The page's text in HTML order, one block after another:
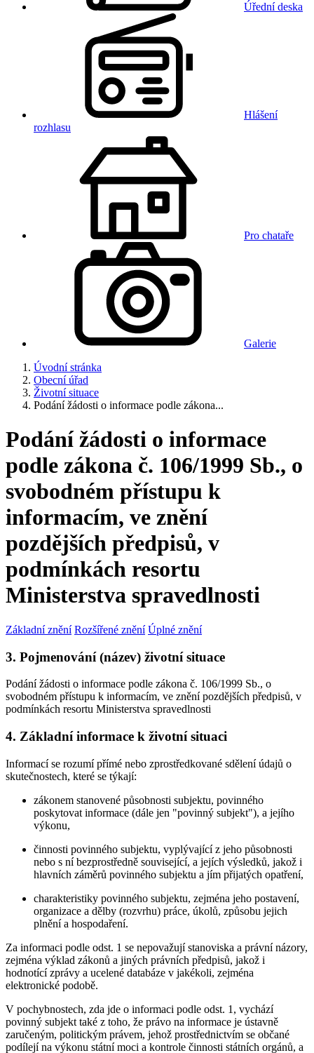
Úřední deska
Hlášení
rozhlasu
Pro chataře
Galerie
Úvodní stránka
Obecní úřad
Životní situace
Podání žádosti o informace podle zákona...
Podání žádosti o informace
podle zákona č. 106/1999 Sb., o
svobodném přístupu k
informacím, ve znění
pozdějších předpisů, v
podmínkách resortu
Ministerstva spravedlnosti
Základní znění Rozšířené znění Úplné znění
3. Pojmenování (název) životní situace
Podání žádosti o informace podle zákona č. 106/1999 Sb., o
svobodném přístupu k informacím, ve znění pozdějších předpisů, v
podmínkách resortu Ministerstva spravedlnosti
4. Základní informace k životní situaci
Informací se rozumí přímé nebo zprostředkované sdělení údajů o
skutečnostech, které se týkají:
zákonem stanovené působnosti subjektu, povinného
poskytovat informace (dále jen "povinný subjekt"), a jejího
výkonu,
činnosti povinného subjektu, vyplývající z jeho působnosti
nebo s ní bezprostředně související, a jejích výsledků, jakož i
hlavních záměrů povinného subjektu a jím přijatých opatření,
charakteristiky povinného subjektu, zejména jeho postavení,
organizace a dělby (rozvrhu) práce, úkolů, způsobu jejich
plnění a hospodaření.
Za informaci podle odst. 1 se nepovažují stanoviska a právní názory,
zejména výklad zákonů a jiných právních předpisů, jakož i
hodnotící zprávy a ucelené databáze v jakékoli, zejména
elektronické podobě.
V pochybnostech, zda jde o informaci podle odst. 1, vychází
povinný subjekt také z toho, že právo na informace je ústavně
zaručeným, politickým právem, jehož prostřednictvím se občané
podílejí na výkonu státní moci a kontrole činnosti státních orgánů, a